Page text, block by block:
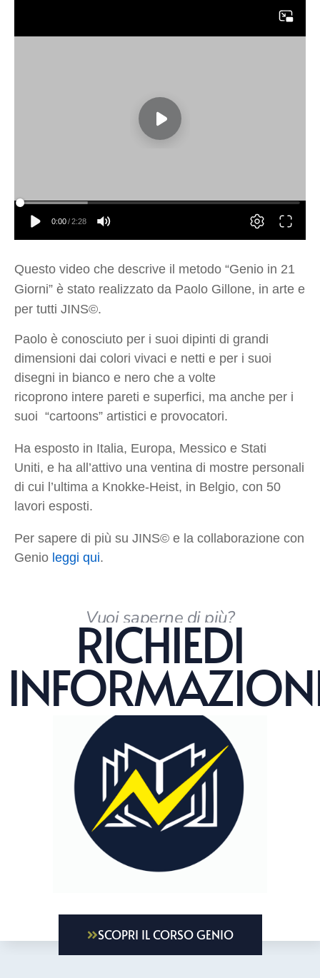
Questo video che descrive il metodo “Genio in 21
Giorni” è stato realizzato da Paolo Gillone, in arte e
per tutti JINS©.
Paolo è conosciuto per i suoi dipinti di grandi
dimensioni dai colori vivaci e netti e per i suoi
disegni in bianco e nero che a volte
ricoprono intere pareti e superfici, ma anche per i
suoi “cartoons” artistici e provocatori.
Ha esposto in Italia, Europa, Messico e Stati
Uniti, e ha all’attivo una ventina di mostre personali
di cui l’ultima a Knokke-Heist, in Belgio, con 50
lavori esposti.
Per sapere di più su JINS© e la collaborazione con
Genio leggi qui.
Vuoi saperne di più?
RICHIEDI
SCOPRI IL CORSO GENIO